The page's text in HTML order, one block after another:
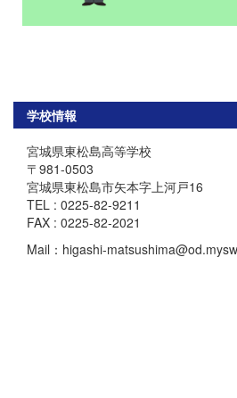
学校情報
宮城県東松島高等学校
〒981-0503
宮城県東松島市矢本字上河戸16
TEL : 0225-82-9211
FAX : 0225-82-2021
Mail：higashi-